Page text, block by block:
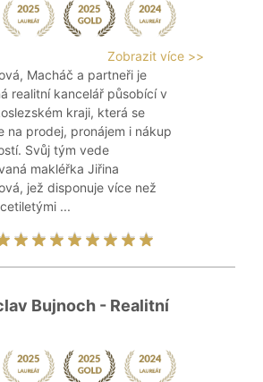
Zobrazit více >>
Macháč a partneři je
realitní kancelář působící v
kraji, která se
na prodej, pronájem i nákup
Svůj tým vede
makléřka Jiřina
jež disponuje více než
...
Bujnoch - Realitní